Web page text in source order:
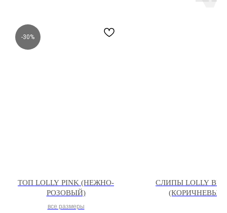
-30%
ТОП LOLLY PINK (НЕЖНО-
РОЗОВЫЙ)
все размеры
СЛИПЫ LOLLY
(КОРИЧНЕВЫЙ)